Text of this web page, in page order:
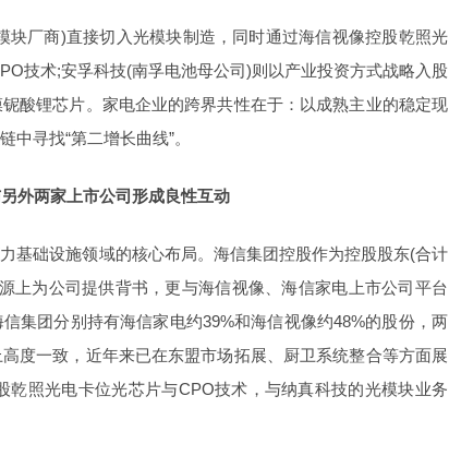
块厂商)直接切入光模块制造，同时通过海信视像控股乾照光
技术;安孚科技(南孚电池母公司)则以产业投资方式战略入股
酸锂芯片。家电企业的跨界共性在于：以成熟主业的稳定现
寻找“第二增长曲线”。
外两家上市公司形成良性互动
基础设施领域的核心布局。海信集团控股作为控股股东(合计
上为公司提供背书，更与海信视像、海信家电上市公司平台
集团分别持有海信家电约39%和海信视像约48%的股份，两
度一致，近年来已在东盟市场拓展、厨卫系统整合等方面展
乾照光电卡位光芯片与CPO技术，与纳真科技的光模块业务